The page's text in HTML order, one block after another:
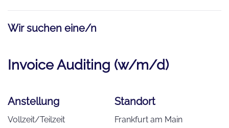
Wir suchen eine/n
Invoice Auditing (w/m/d)
Anstellung
Vollzeit/Teilzeit
Standort
Frankfurt am Main